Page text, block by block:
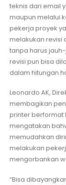
teknis dari email
maupun melalui
pekerja proyek
melakukan revisi
tanpa harus
revisi pun bisa
dalam hitungan
Leonardo AK,
membagikan
printer berformat
mengatakan
memudahkan
melakukan
mengorbankan
“Bisa